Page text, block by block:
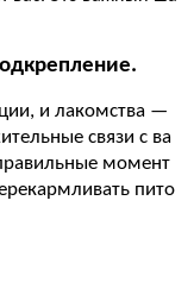
и лакомства —
связи с ва
момент
пито